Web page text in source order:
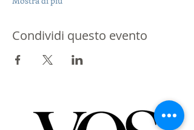
Condividi questo evento